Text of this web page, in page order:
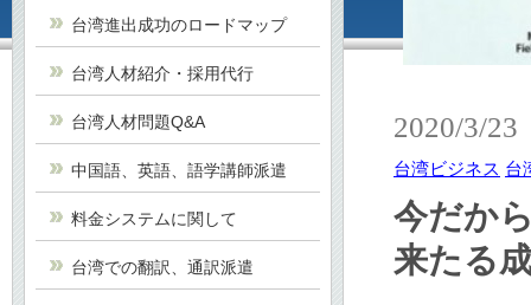
台湾進出成功のロードマップ
台湾人材紹介・採用代行
台湾人材問題Q&A
中国語、英語、語学講師派遣
料金システムに関して
台湾での翻訳、通訳派遣
2020/3/23
台湾ビジネス 台
今だか
来たる